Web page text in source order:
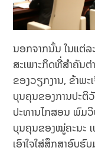
ນອກຈາກນັ້ນ ໃນແຕ່ລ
ສະເພາະກິດທີ່ສຳຄັນ
ຂອງວຽກງານ, ຂ້າພະ
ບຸນຄຸນຂອງການປະຕິ
ປະທານໄກສອນ ພົມ
ບຸນຄຸນຂອງໝູ່ຄະນະ
ເອົາໃຈໃສ່ສຶກສາອົບຮົ